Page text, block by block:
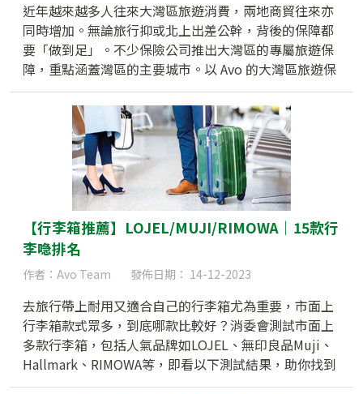
近年越來越多人往來大灣區旅遊消費，兩地商貿往來亦
同時增加。無論旅行抑或北上出差公幹，背後的保障都
要「做到足」。不少保險公司推出大灣區的專屬旅遊保
障，重點涵蓋灣區的主要城市。以 Avo 的大灣區旅遊保
險為例，即日來回的保費只需 $11，已可為你提供基本
的旅遊保障，讓你放心穿梭於灣區城市。
【行李箱推薦】LOJEL/MUJI/RIMOWA｜15款行
李喼排名
作者：Avo Team 發佈日期： 14-12-2023
去旅行帶上耐用又適合自己的行李箱尤為重要，市面上
行李箱款式眾多，到底哪款比較好？消委會測試市面上
多款行李箱，包括人氣品牌如LOJEL、無印良品Muji、
Hallmark、RIMOWA等，即看以下測試結果，助你找到
理想的旅途伙伴！